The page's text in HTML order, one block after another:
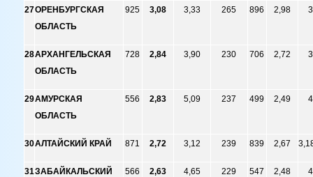
27ОРЕНБУРГСКАЯ
ОБЛАСТЬ
925 3,08 3,33 265 896 2,98
28АРХАНГЕЛЬСКАЯ
ОБЛАСТЬ
728 2,84 3,90 230 706 2,72
29АМУРСКАЯ
ОБЛАСТЬ
556 2,83 5,09 237 499 2,49
30АЛТАЙСКИЙ КРАЙ 871 2,72 3,12 239 839 2,67
31ЗАБАЙКАЛЬСКИЙ
566 2,63 4,65 229 547 2,48